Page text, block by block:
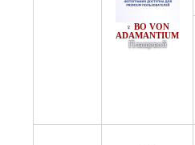
♀ BO VON
ADAMANTIUM
Плащевой